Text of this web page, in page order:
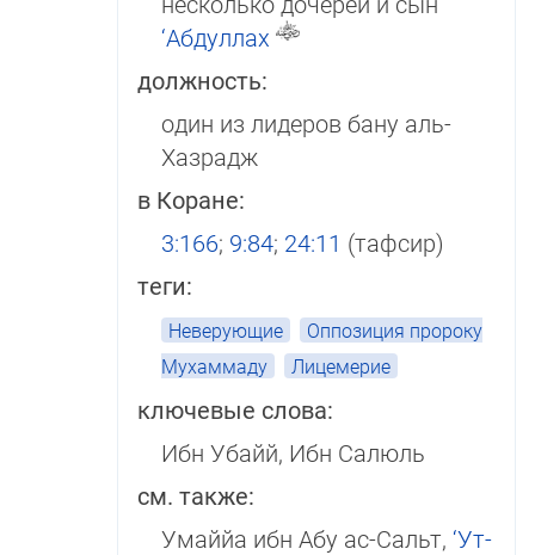
‘Абдуллах
должность:
один из лидеров бану аль-
Хазрадж
в Коране:
3:166; 9:84; 24:11 (тафсир)
теги:
Неверующие
Оппозиция пророку
Мухаммаду
Лицемерие
ключевые слова:
Ибн Убайй, Ибн Салюль
см. также:
Умаййа ибн Абу ас-Сальт, ‘Ут­